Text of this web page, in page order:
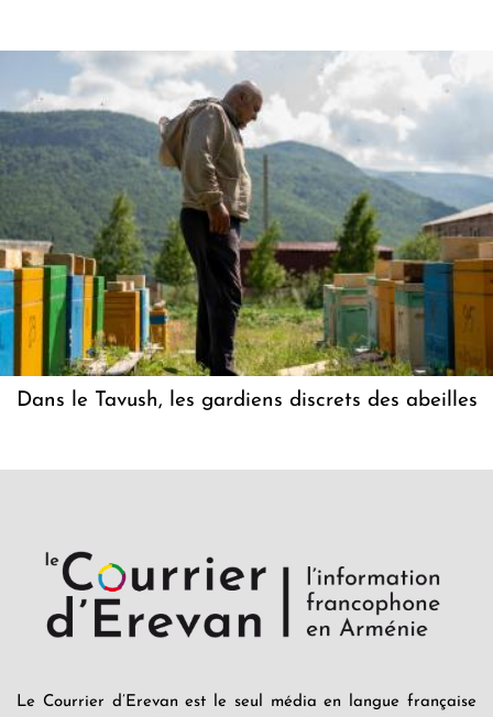
Dans le Tavush, les gardiens discrets des abeilles
Le Courrier d’Erevan est le seul média en langue française